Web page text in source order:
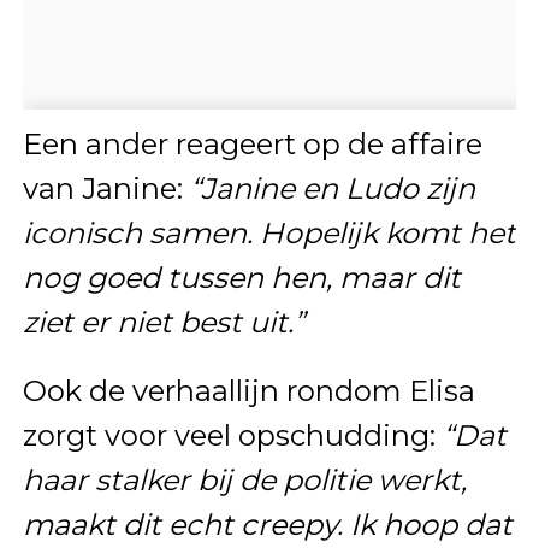
Een ander reageert op de affaire
van Janine: “Janine en Ludo zijn
iconisch samen. Hopelijk komt het
nog goed tussen hen, maar dit
ziet er niet best uit.”
Ook de verhaallijn rondom Elisa
zorgt voor veel opschudding: “Dat
haar stalker bij de politie werkt,
maakt dit echt creepy. Ik hoop dat